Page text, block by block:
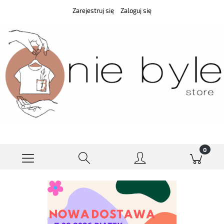
Zarejestruj się Zaloguj się